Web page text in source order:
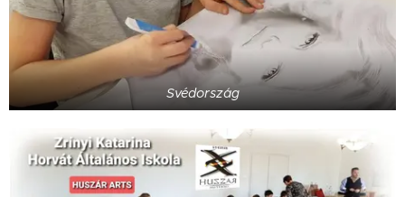
Svédország